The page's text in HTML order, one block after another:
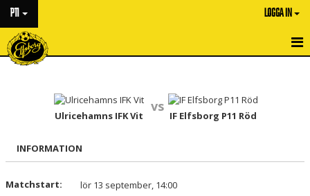
P11 LOGGA IN
HEM
MATCHER
TRUPPEN
Ulricehamns IFK Vit
vs
IF Elfsborg P11 Röd
INFORMATION
Matchstart:
lör 13 september, 14:00